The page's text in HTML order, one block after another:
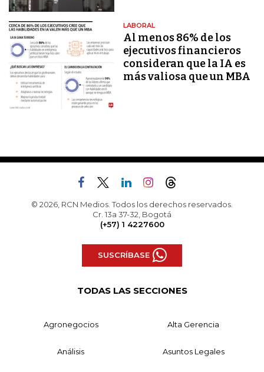
LABORAL
Al menos 86% de los
ejecutivos financieros
consideran que la IA es
más valiosa que un MBA
© 2026, RCN Medios. Todos los derechos reservados.
Cr. 13a 37-32, Bogotá
(+57) 1 4227600
SUSCRÍBASE
TODAS LAS SECCIONES
Agronegocios Alta Gerencia
Análisis Asuntos Legales